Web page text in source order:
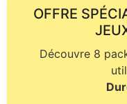
OFFRE
Découvre 8